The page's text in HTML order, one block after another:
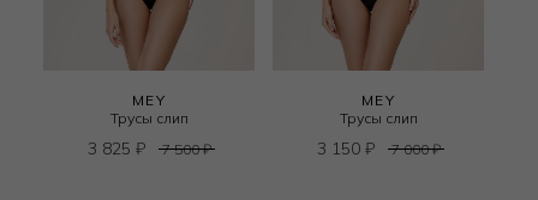
MEY
Трусы слип
3 825 ₽ 7 500₽
MEY
Трусы слип
3 150 ₽ 7 000₽